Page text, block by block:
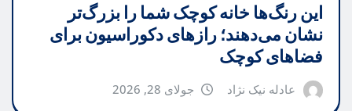
این رنگ‌ها خانه کوچک شما را بزرگ‌تر
نشان می‌دهند؛ رازهای دکوراسیون برای
فضاهای کوچک
عادله نیک نژاد جولای 28, 2026